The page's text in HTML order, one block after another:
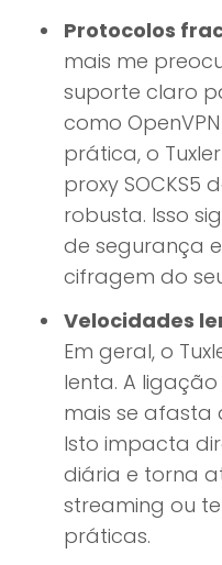
Protocolos
mais me
suporte claro
como
prática, o
proxy SOCKS5
robusta. Isso
de segurança
cifragem do
Velocidades
Em geral, o
lenta. A
mais se afasta
Isto impacta
diária e torna
streaming ou
práticas.